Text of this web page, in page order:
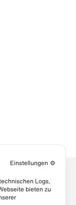
Einstellungen ⚙️
Logs,
bieten zu